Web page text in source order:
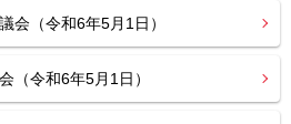
会（令和6年5月1日）
（令和6年5月1日）